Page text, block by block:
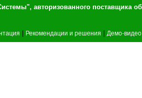
Системы",
Рекомендации и решения Демо-видео